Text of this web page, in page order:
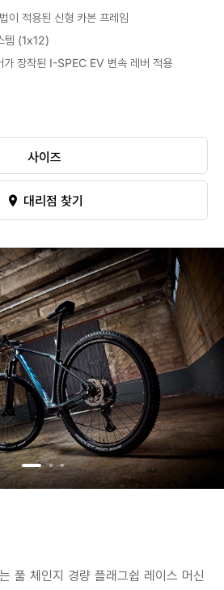
이 적용된 신형 카본 프레임
템 (1x12)
가 장착된 I-SPEC EV 변속 레버 적용
사이즈
대리점 찾기
풀 체인지 경량 플래그쉽 레이스 머신